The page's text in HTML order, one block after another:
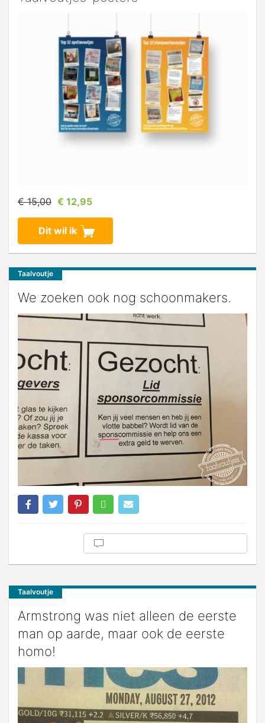
€ 15,00 € 12,95
Dit wil ik
Taalvoutje
We zoeken ook nog schoonmakers.
Taalvoutje
Armstrong was niet alleen de eerste
man op aarde, maar ook de eerste
homo!